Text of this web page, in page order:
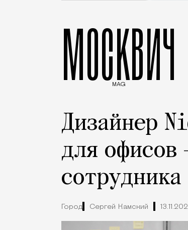
МОСКВИЧ
MAG
Дизайнер
для офисов
сотрудника
Город Сергей Камский